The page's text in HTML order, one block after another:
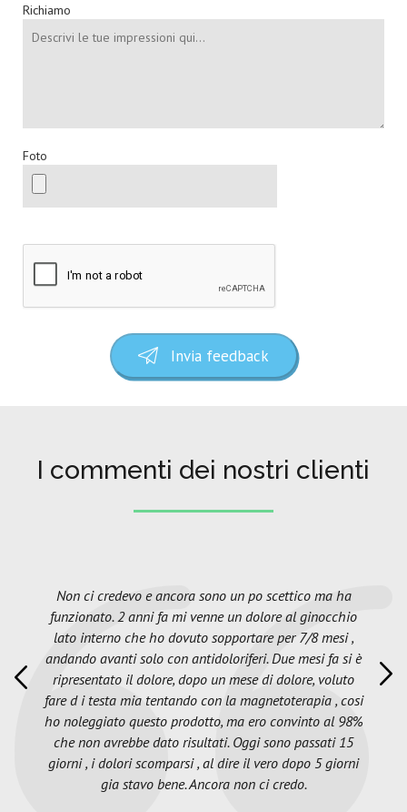
Richiamo
Foto
Invia feedback
I commenti dei nostri clienti
Non ci credevo e ancora sono un po scettico ma ha
funzionato. 2 anni fa mi venne un dolore al ginocchio
lato interno che ho dovuto sopportare per 7/8 mesi ,
andando avanti solo con antidoloriferi. Due mesi fa si è
ripresentato il dolore, dopo un mese di dolore, voluto
fare d i testa mia tentando con la magnetoterapia , cosi
ho noleggiato questo prodotto, ma ero convinto al 98%
che non avrebbe dato risultati. Oggi sono passati 15
giorni , i dolori scomparsi , al dire il vero dopo 5 giorni
gia stavo bene. Ancora non ci credo.